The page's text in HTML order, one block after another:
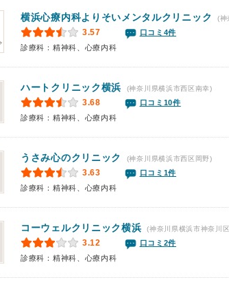
横浜心療内科よりそいメンタルクリニック (神
3.57
口コミ4件
診療科：精神科、心療内科
ハートクリニック横浜 (神奈川県横浜市西区南幸)
3.68
口コミ10件
診療科：精神科、心療内科
うさみ心のクリニック (神奈川県横浜市西区岡野)
3.63
口コミ1件
診療科：精神科、心療内科
コーウェルクリニック横浜 (神奈川県横浜市神奈川
3.12
口コミ2件
診療科：精神科、心療内科